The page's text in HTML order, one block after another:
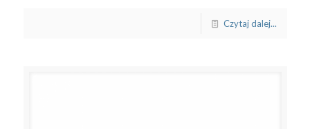
Czytaj dalej...